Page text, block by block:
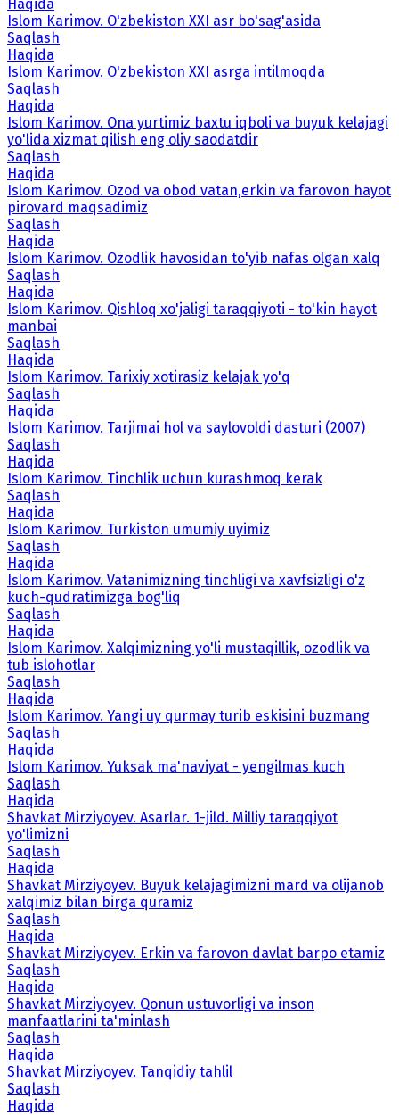
Haqida
Islom Karimov. O'zbekiston XXI asr bo'sag'asida
Saqlash
Haqida
Islom Karimov. O'zbekiston XXI asrga intilmoqda
Saqlash
Haqida
Islom Karimov. Ona yurtimiz baxtu iqboli va buyuk kelajagi
yo'lida xizmat qilish eng oliy saodatdir
Saqlash
Haqida
Islom Karimov. Ozod va obod vatan,erkin va farovon hayot
pirovard maqsadimiz
Saqlash
Haqida
Islom Karimov. Ozodlik havosidan to'yib nafas olgan xalq
Saqlash
Haqida
Islom Karimov. Qishloq xo'jaligi taraqqiyoti - to'kin hayot
manbai
Saqlash
Haqida
Islom Karimov. Tarixiy xotirasiz kelajak yo'q
Saqlash
Haqida
Islom Karimov. Tarjimai hol va saylovoldi dasturi (2007)
Saqlash
Haqida
Islom Karimov. Tinchlik uchun kurashmoq kerak
Saqlash
Haqida
Islom Karimov. Turkiston umumiy uyimiz
Saqlash
Haqida
Islom Karimov. Vatanimizning tinchligi va xavfsizligi o'z
kuch-qudratimizga bog'liq
Saqlash
Haqida
Islom Karimov. Xalqimizning yo'li mustaqillik, ozodlik va
tub islohotlar
Saqlash
Haqida
Islom Karimov. Yangi uy qurmay turib eskisini buzmang
Saqlash
Haqida
Islom Karimov. Yuksak ma'naviyat - yengilmas kuch
Saqlash
Haqida
Shavkat Mirziyoyev. Asarlar. 1-jild. Milliy taraqqiyot
yo'limizni
Saqlash
Haqida
Shavkat Mirziyoyev. Buyuk kelajagimizni mard va olijanob
xalqimiz bilan birga quramiz
Saqlash
Haqida
Shavkat Mirziyoyev. Erkin va farovon davlat barpo etamiz
Saqlash
Haqida
Shavkat Mirziyoyev. Qonun ustuvorligi va inson
manfaatlarini ta'minlash
Saqlash
Haqida
Shavkat Mirziyoyev. Tanqidiy tahlil
Saqlash
Haqida